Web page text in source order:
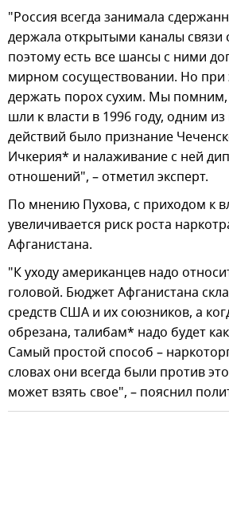
"Россия всегда занимала
держала открытыми каналы связи
поэтому есть все шансы с ними
мирном сосуществовании. Но при
держать порох сухим. Мы помним,
шли к власти в 1996 году, одним
действий было признание
Ичкерия* и налаживание с ней
отношений", – отметил эксперт.
По мнению Пухова, с приходом к
увеличивается риск роста
Афганистана.
"К уходу американцев надо
головой. Бюджет Афганистана
средств США и их союзников, а
обрезана, талибам* надо будет
Самый простой способ –
словах они всегда были против
может взять свое", – пояснил